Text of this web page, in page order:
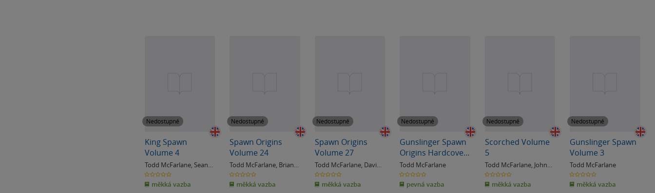
Nedostupné
King Spawn
Volume 4
Todd McFarlane, Sean
Lewis
0.0
z
5
hvězdiček
měkká vazba
Nedostupné
Spawn Origins
Volume 24
Todd McFarlane, Brian
Holguin
0.0
z
5
hvězdiček
měkká vazba
Nedostupné
Spawn Origins
Volume 27
Todd McFarlane, David
Hine
0.0
z
5
hvězdiček
měkká vazba
Nedostupné
Gunslinger Spawn
Origins Hardcover
Book 1
Todd McFarlane
0.0
z
5
hvězdiček
pevná vazba
Nedostupné
Scorched Volume
5
Todd McFarlane, John
Layman
0.0
z
5
hvězdiček
měkká vazba
Nedostupné
Gunslinger Spawn
Volume 3
Todd McFarlane
0.0
z
5
hvězdiček
měkká vazba